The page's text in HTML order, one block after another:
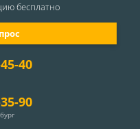
40
90
бесплатно